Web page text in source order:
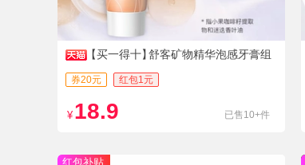
【买一得十】舒客矿物精华泡感牙膏组
合清新美白官方旗舰店正品
券20元 红包1元
¥ 18.9 已售10+件
红包补贴